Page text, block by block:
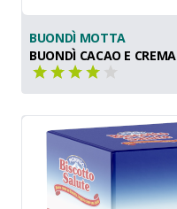
BUONDÌ MOTTA
BUONDÌ CACAO E CREMA